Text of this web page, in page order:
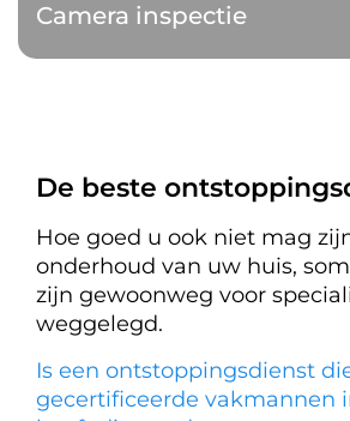
Camera inspectie
De beste
Hoe goed u ook niet mag
onderhoud van uw huis,
zijn gewoonweg voor
weggelegd.
Is een ontstoppingsdienst
gecertificeerde vakmannen